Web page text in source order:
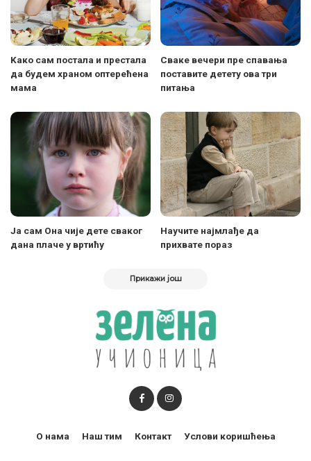
Kако сам постала и престала
да будем храном оптерећена
мама
Сваке вечери пре спавања
поставите детету ова три
питања
Ја сам Она чије дете сваког
дана плаче у вртићу
Научите најмлађе да
прихвате пораз
Прикажи још
О нама Наш тим Контакт Услови коришћења